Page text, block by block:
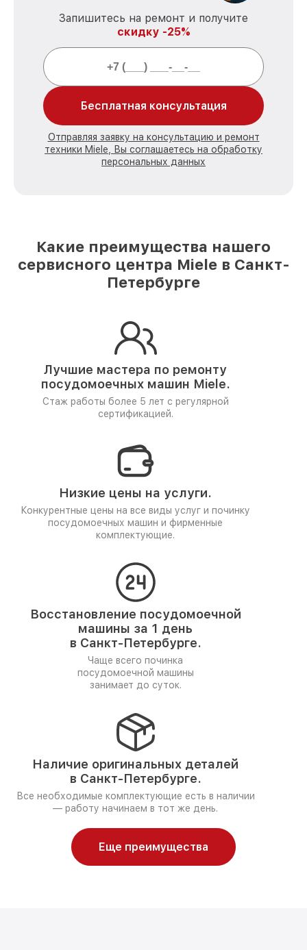
Запишитесь на ремонт и получите
скидку -25%
Бесплатная консультация
Отправляя заявку на консультацию и ремонт
техники Miele, Вы соглашаетесь на обработку
персональных данных
Какие преимущества нашего
сервисного центра Miele в Санкт-
Петербурге
Лучшие мастера по ремонту
посудомоечных машин Miele.
Стаж работы более 5 лет с регулярной
сертификацией.
Низкие цены на услуги.
Конкурентные цены на все виды услуг и починку
посудомоечных машин и фирменные
комплектующие.
Восстановление посудомоечной
машины за 1 день
в Санкт-Петербурге.
Чаще всего починка
посудомоечной машины
занимает до суток.
Наличие оригинальных деталей
в Санкт-Петербурге.
Все необходимые комплектующие есть в наличии
— работу начинаем в тот же день.
Еще преимущества